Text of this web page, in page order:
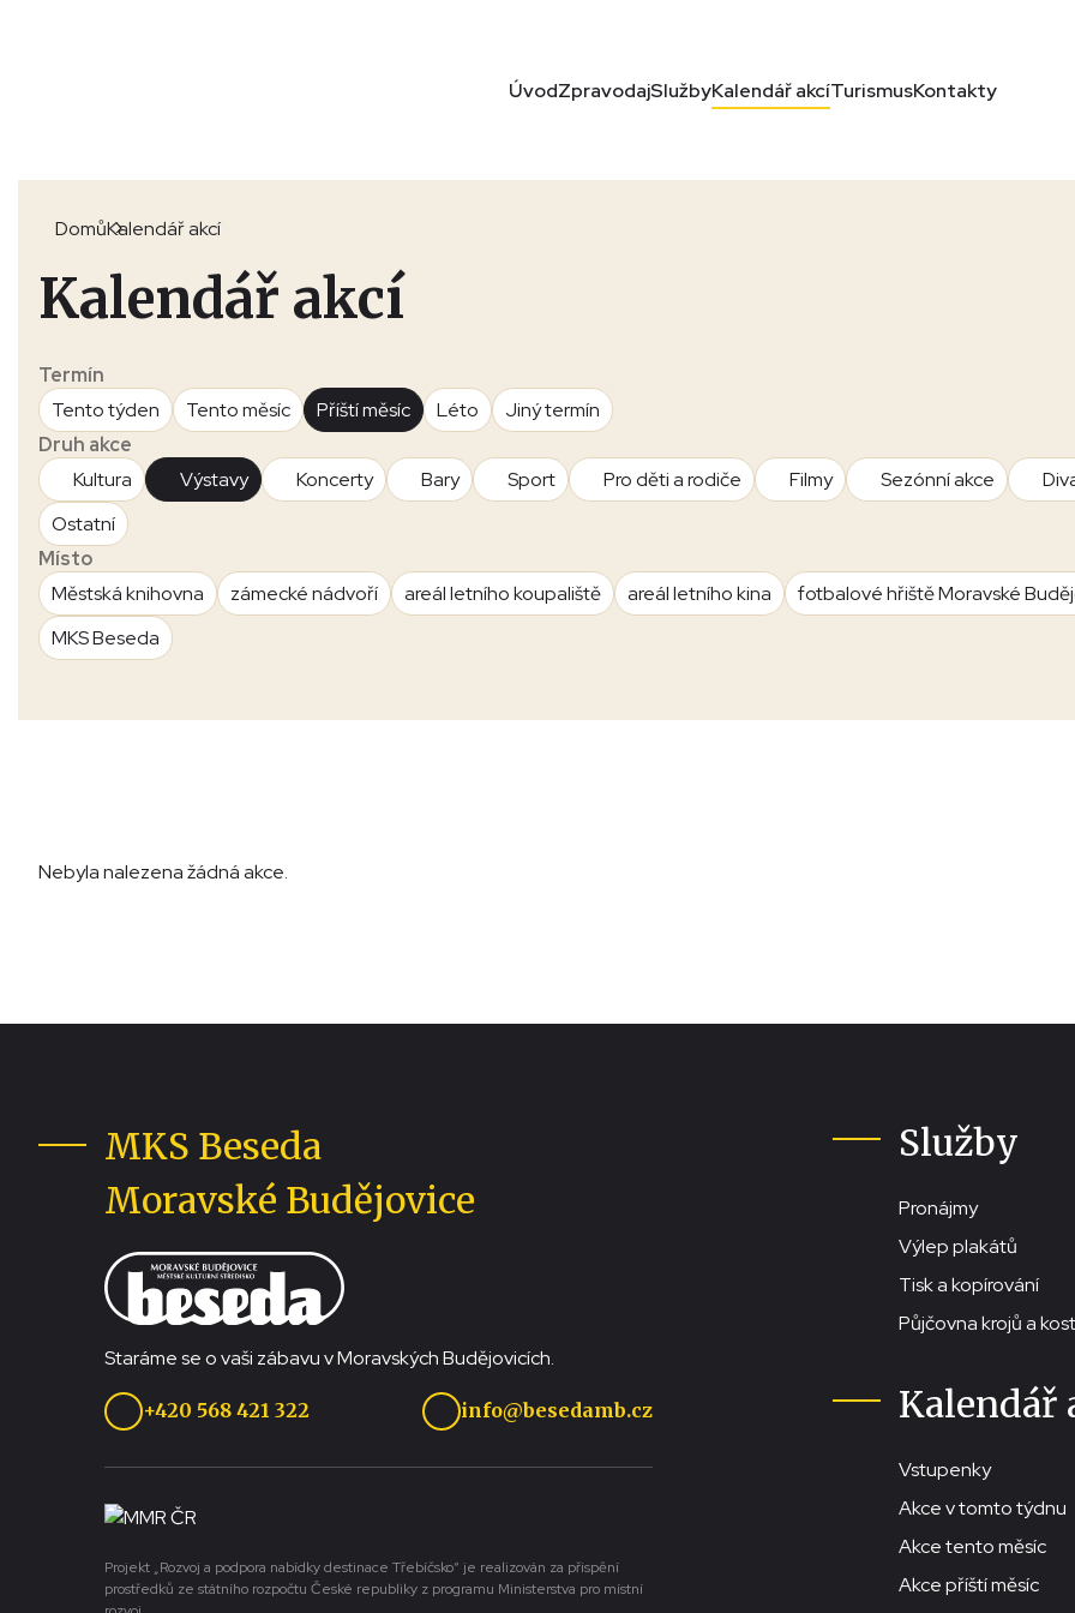
ÚvodZpravodajSlužbyKalendář akcíTurismusKontakty
DomůKalendář akcí
Kalendář akcí
Termín
Tento týden
Tento měsíc Příští měsíc Léto
Jiný termín
Druh akce
Kultura
Výstavy Koncerty Bary Sport Pro děti a rodiče Filmy Sezónní akce
Ostatní
Místo
Městská knihovna
zámecké nádvoří areál letního koupaliště areál letního kina
fotbalové hřiště Moravské
MKS Beseda
Nebyla nalezena žádná akce.
MKS Beseda
Moravské Budějovice
Staráme se o vaši zábavu v Moravských Budějovicích.
+420 568 421 322 info@besedamb.cz
Projekt „Rozvoj a podpora nabídky destinace Třebíčsko“ je realizován za přispění
prostředků ze státního rozpočtu České republiky z programu Ministerstva pro místní
Služby
Pronájmy
Výlep plakátů
Tisk a kopírování
Půjčovna krojů a
Kalendář
Vstupenky
Akce v tomto týdnu
Akce tento měsíc
Akce příští měsíc